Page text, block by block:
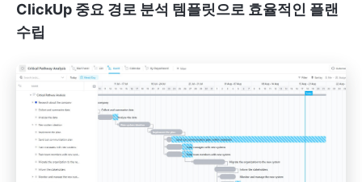
ClickUp 중요 경로 분석 템플릿으로 효율적인 플랜
수립